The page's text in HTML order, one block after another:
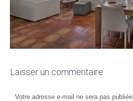
Laisser un commentaire
Votre adresse e-mail ne sera pas publiée.